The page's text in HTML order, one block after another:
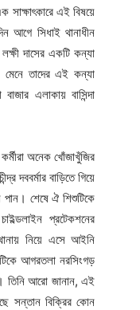
সাক্ষাৎকারে এই বিষয়ে
আগে সিধাই থানাধীন
লক্ষী দাসের একটি কন্যা
তাদের এই কন্যা
এলাকায় বাসিন্দা
অনেক খোঁজাখুঁজির
দববর্মার বাড়িতে গিয়ে
পান। শেষে ঐ শিশুটিকে
প্রটেকশনের
নিয়ে এসে আইনি
আগরতলা নরসিংগড়
তিনি আরো জানান, এই
সন্তান বিক্রির কোন